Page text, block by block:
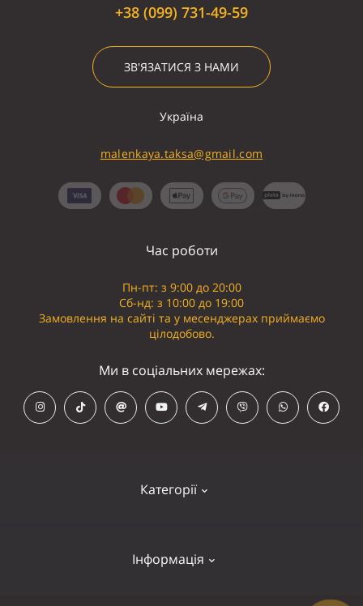
+38 (099) 731-49-59
ЗВ'ЯЗАТИСЯ З НАМИ
Україна
malenkaya.taksa@gmail.com
Категорії
Інформація
Час роботи
Пн-пт: з 9:00 до 20:00
Сб-нд: з 10:00 до 19:00
Замовлення на сайті та у месенджерах приймаємо
цілодобово.
Ми в соціальних мережах: